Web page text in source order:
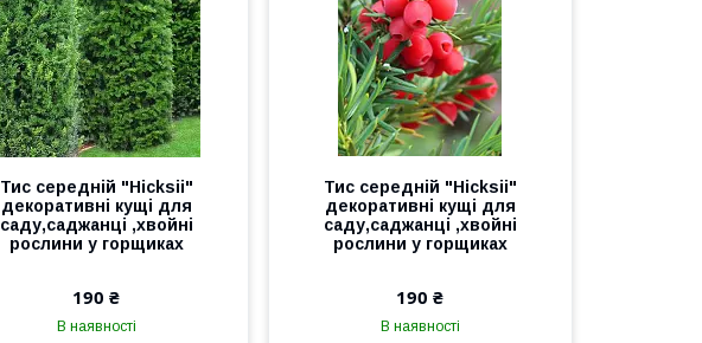
Тис середній "Hicksii"
декоративні кущі для
саду,саджанці ,хвойні
рослини у горщиках
190 ₴
В наявності
Тис середній "Hicksii"
декоративні кущі для
саду,саджанці ,хвойні
рослини у горщиках
190 ₴
В наявності